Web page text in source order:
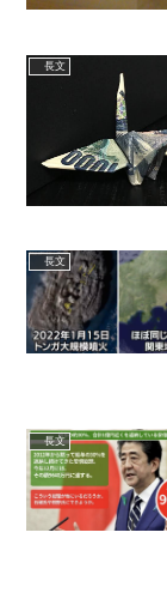
長文
長文
長文